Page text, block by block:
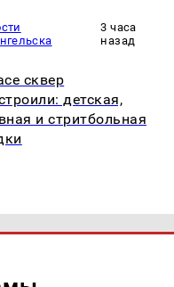
3 часа
назад
сквер
детская,
и стритбольная